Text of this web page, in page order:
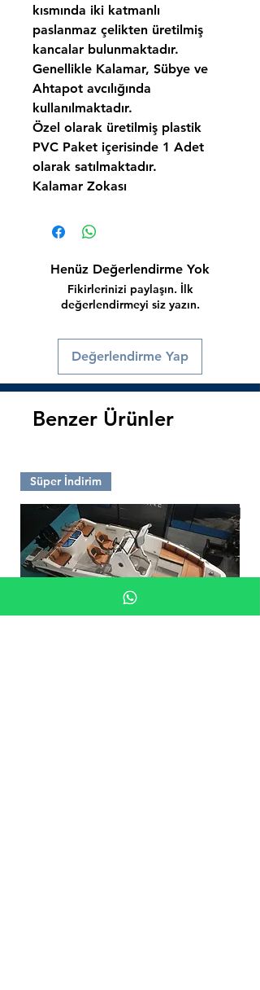
kısmında iki katmanlı
paslanmaz çelikten üretilmiş
kancalar bulunmaktadır.
Genellikle Kalamar, Sübye ve
Ahtapot avcılığında
kullanılmaktadır.
Özel olarak üretilmiş plastik
PVC Paket içerisinde 1 Adet
olarak satılmaktadır.
Kalamar Zokası
Henüz Değerlendirme Yok
Fikirlerinizi paylaşın. İlk
değerlendirmeyi siz yazın.
Değerlendirme Yap
Benzer Ürünler
Süper İndirim